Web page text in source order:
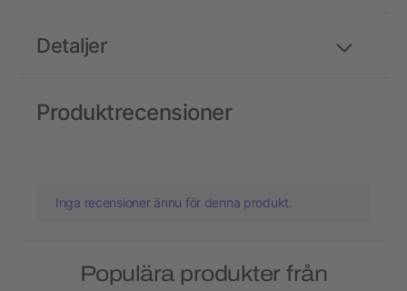
Detaljer
Produktrecensioner
Inga recensioner ännu för denna produkt.
Populära produkter från